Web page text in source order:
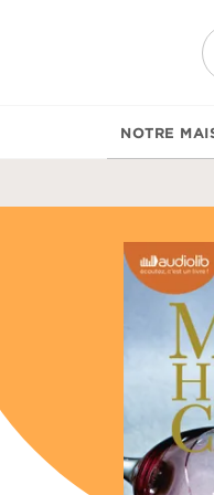
NOTRE